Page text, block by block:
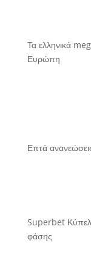
Τα ελληνικά
Ευρώπη
Επτά
Superbet
φάσης